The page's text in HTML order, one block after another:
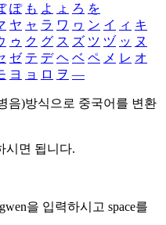
ぽ も よ ょ ろ を
ヤ ャ ラ ワ ヮ ン イ ィ キ
ゥ ク グ ス ズ ツ ヅ ッ ヌ
ゼ テ デ ヘ ベ ペ メ レ オ
ヨ ョ ロ ヲ ―
음)방식으로 중국어를 변환
시면 됩니다.
을 입력하시고 space를